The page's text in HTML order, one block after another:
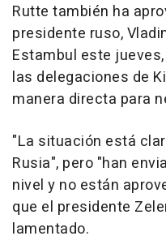
Rutte también ha
presidente ruso,
Estambul este
las delegaciones de
manera directa para
"La situación está
Rusia", pero "han
nivel y no están
que el presidente
lamentado.